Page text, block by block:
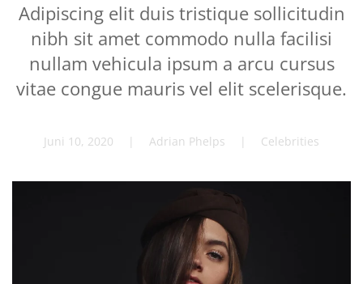
Adipiscing elit duis tristique sollicitudin
nibh sit amet commodo nulla facilisi
nullam vehicula ipsum a arcu cursus
vitae congue mauris vel elit scelerisque.
Juni 10, 2020 | Adrian Phelps | Celebrities